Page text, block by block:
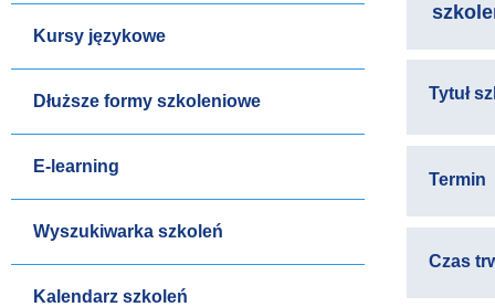
Kursy językowe
Dłuższe formy szkoleniowe
E-learning
Wyszukiwarka szkoleń
Kalendarz szkoleń
Tytuł
Termin
Czas